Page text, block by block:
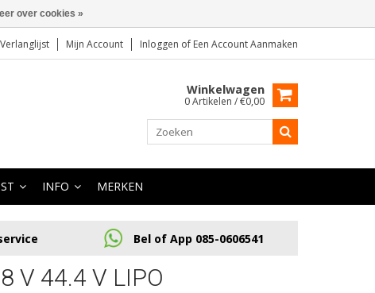
Mijn Account Inloggen of Een Account Aanmaken
Winkelwagen
0 Artikelen / €0,00
INFO MERKEN
Bel of App 085-0606541
V 44.4 V LIPO
over cookies »